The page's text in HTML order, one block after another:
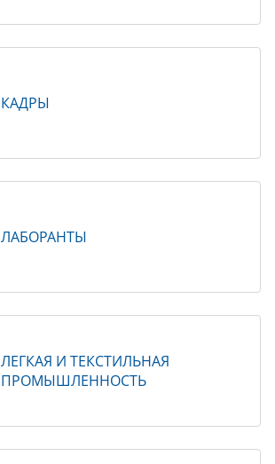
КАДРЫ
ЛАБОРАНТЫ
ЛЕГКАЯ И ТЕКСТИЛЬНАЯ
ПРОМЫШЛЕННОСТЬ